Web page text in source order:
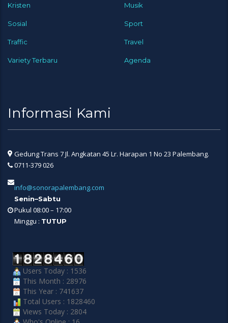
Kristen Musik
Sosial Sport
Traffic Travel
Variety Terbaru Agenda
Informasi Kami
Gedung Trans 7 Jl. Angkatan 45 Lr. Harapan 1 No 23 Palembang.
0711-379 026
info@sonorapalembang.com
Senin–Sabtu
Pukul 08:00 – 17:00
Minggu : TUTUP
Users Today : 1536
This Month : 28976
This Year : 741637
Total Users : 1828460
Views Today : 2804